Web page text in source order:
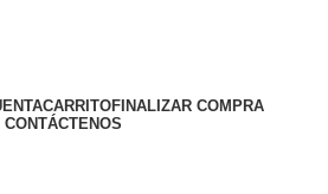
CARRITOFINALIZAR COMPRA
CONTÁCTENOS